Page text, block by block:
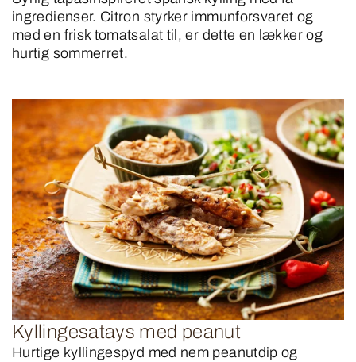
ingredienser. Citron styrker immunforsvaret og
med en frisk tomatsalat til, er dette en lækker og
hurtig sommerret.
Kyllingesatays med peanut
Hurtige kyllingespyd med nem peanutdip og